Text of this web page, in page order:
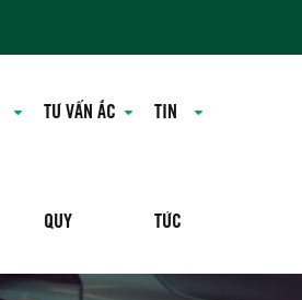
TƯ VẤN ẮC
QUY
TIN
TỨC